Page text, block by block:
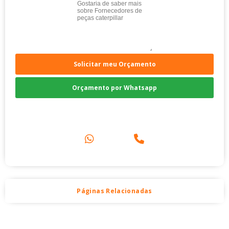
Solicitar meu Orçamento
Orçamento por Whatsapp
Páginas Relacionadas